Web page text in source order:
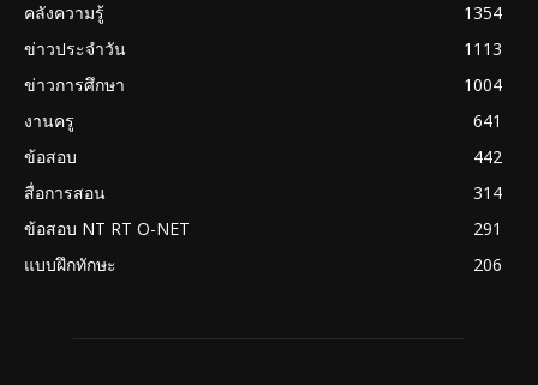
คลังความรู้
1354
ข่าวประจำวัน
1113
ข่าวการศึกษา
1004
งานครู
641
ข้อสอบ
442
สื่อการสอน
314
ข้อสอบ NT RT O-NET
291
แบบฝึกทักษะ
206